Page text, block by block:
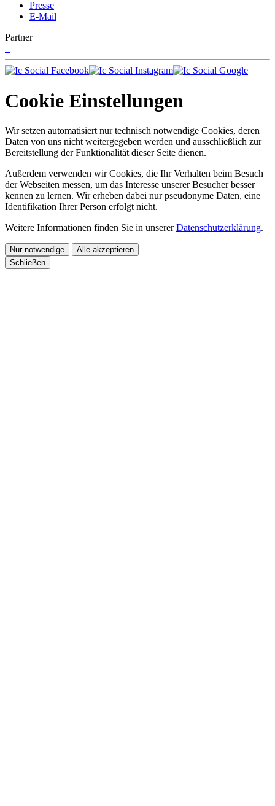
Presse
E-Mail
Partner
Cookie Einstellungen
Wir setzen automatisiert nur technisch notwendige Cookies, deren
Daten von uns nicht weitergegeben werden und ausschließlich zur
Bereitstellung der Funktionalität dieser Seite dienen.
Außerdem verwenden wir Cookies, die Ihr Verhalten beim Besuch
der Webseiten messen, um das Interesse unserer Besucher besser
kennen zu lernen. Wir erheben dabei nur pseudonyme Daten, eine
Identifikation Ihrer Person erfolgt nicht.
Weitere Informationen finden Sie in unsererDatenschutzerklärung.
Nur notwendige
Alle akzeptieren
Schließen